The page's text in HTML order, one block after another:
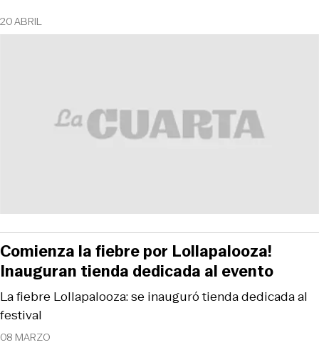
20 ABRIL
08 MARZO
La fiebre Lollapalooza: se inauguró tienda dedicada al
festival
Comienza la fiebre por Lollapalooza!
Inauguran tienda dedicada al evento